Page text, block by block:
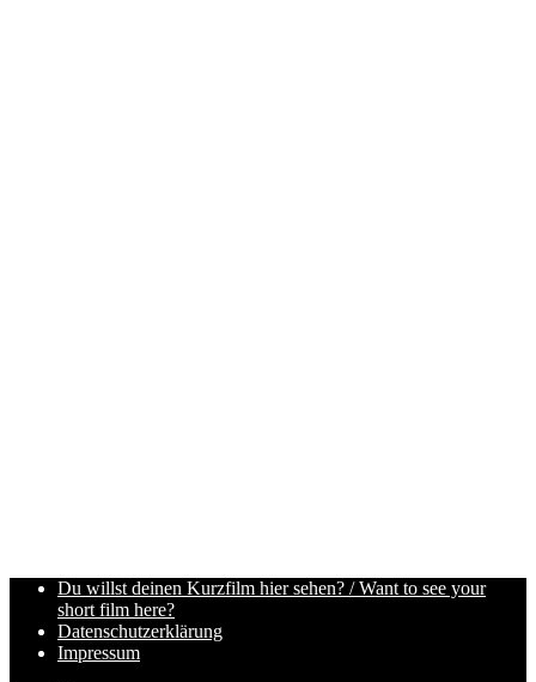
Du willst deinen Kurzfilm hier sehen? / Want to see your
short film here?
Datenschutzerklärung
Impressum